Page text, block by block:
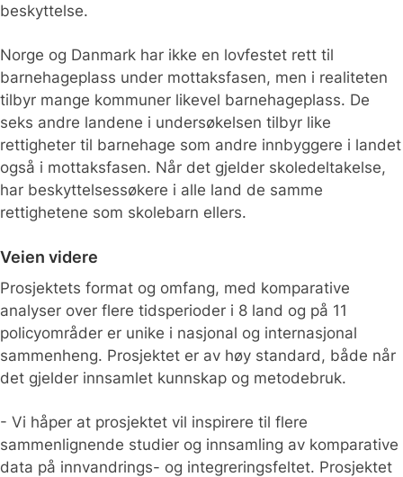
beskyttelse.
Norge og Danmark har ikke en lovfestet rett til
barnehageplass under mottaksfasen, men i realiteten
tilbyr mange kommuner likevel barnehageplass. De
seks andre landene i undersøkelsen tilbyr like
rettigheter til barnehage som andre innbyggere i landet
også i mottaksfasen. Når det gjelder skoledeltakelse,
har beskyttelsessøkere i alle land de samme
rettighetene som skolebarn ellers.
Veien videre
Prosjektets format og omfang, med komparative
analyser over flere tidsperioder i 8 land og på 11
policyområder er unike i nasjonal og internasjonal
sammenheng. Prosjektet er av høy standard, både når
det gjelder innsamlet kunnskap og metodebruk.
- Vi håper at prosjektet vil inspirere til flere
sammenlignende studier og innsamling av komparative
data på innvandrings- og integreringsfeltet. Prosjektet